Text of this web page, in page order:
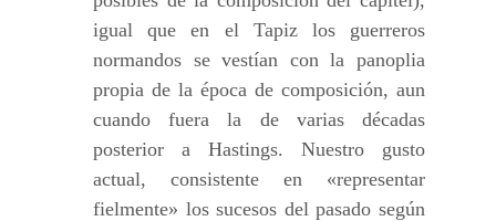
igual que en el Tapiz los guerreros
normandos se vestían con la panoplia
propia de la época de composición, aun
cuando fuera la de varias décadas
posterior a Hastings. Nuestro gusto
actual, consistente en «representar
fielmente» los sucesos del pasado según